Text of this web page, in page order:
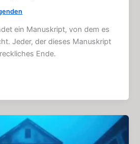
ein Manuskript, von dem es
Jeder, der dieses Manuskript
Ende.